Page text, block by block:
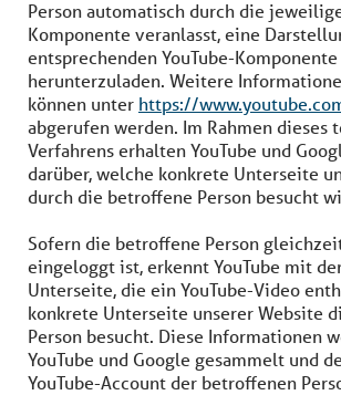
Person automatisch durch die
Komponente veranlasst, eine
entsprechenden YouTube-Komponente
herunterzuladen. Weitere
können unter https://
abgerufen werden. Im Rahmen dieses
Verfahrens erhalten YouTube und
darüber, welche konkrete Unterseite
durch die betroffene Person besucht
Sofern die betroffene Person
eingeloggt ist, erkennt YouTube mit
Unterseite, die ein YouTube-Video
konkrete Unterseite unserer Website
Person besucht. Diese Informationen
YouTube und Google gesammelt und
YouTube-Account der betroffenen